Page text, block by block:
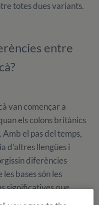
totes dues variants.
entre
van començar a
els colons britànics
el pas del temps,
d'altres llengües i
diferències
bases són les
significatives que
cada regió.